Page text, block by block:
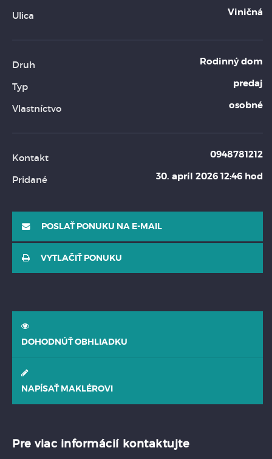
Ulica Viničná
Druh Rodinný dom
Typ predaj
Vlastníctvo osobné
Kontakt 0948781212
Pridané 30. apríl 2026 12:46 hod
POSLAŤ PONUKU NA E-MAIL
VYTLAČIŤ PONUKU
DOHODNÚŤ OBHLIADKU
NAPÍSAŤ MAKLÉROVI
Pre viac informácií kontaktujte